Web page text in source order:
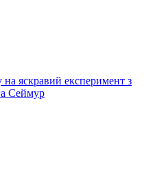
яскравий експеримент з
Сеймур